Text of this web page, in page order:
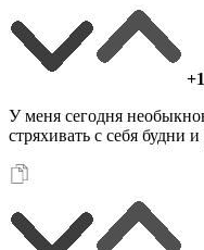
+1
У меня сегодня
стряхивать с себя будни